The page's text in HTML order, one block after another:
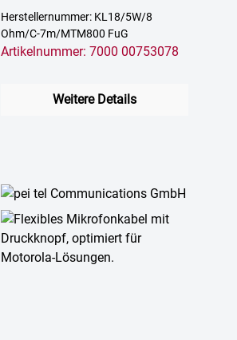
Herstellernummer: KL18/5W/8
Ohm/C-7m/MTM800 FuG
Artikelnummer: 7000 00753078
Weitere Details